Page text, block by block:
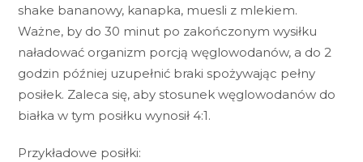
shake bananowy, kanapka, muesli z mlekiem.
Ważne, by do 30 minut po zakończonym wysiłku
naładować organizm porcją węglowodanów, a do 2
godzin później uzupełnić braki spożywając pełny
posiłek. Zaleca się, aby stosunek węglowodanów do
białka w tym posiłku wynosił 4:1.
Przykładowe posiłki: